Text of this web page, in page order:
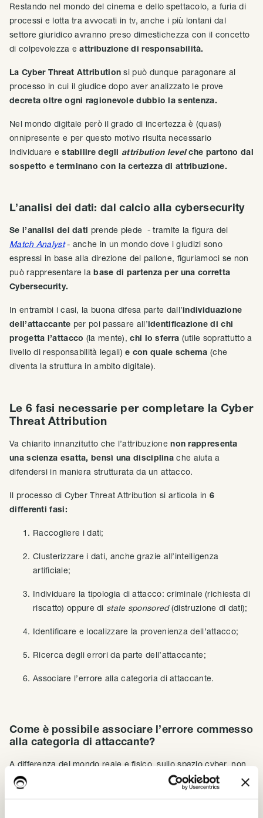
Restando nel mondo del cinema e dello spettacolo, a furia di
processi e lotta tra avvocati in tv, anche i più lontani dal
settore giuridico avranno preso dimestichezza con il concetto
di colpevolezza eattribuzione di responsabilità.
La Cyber Threat Attribution si può dunque paragonare al
processo in cui il giudice dopo aver analizzato le prove
decreta oltre ogni ragionevole dubbio la sentenza.
Nel mondo digitale però il grado di incertezza è (quasi)
onnipresente e per questo motivo risulta necessario
individuare estabilire degli attribution levelche partono dal
sospetto e terminano con la certezza di attribuzione.
L’analisi dei dati: dal calcio alla cybersecurity
Se l’analisi dei dati prende piede - tramite la figura del
Match Analyst- anche in un mondo dove i giudizi sono
espressi in base alla direzione del pallone, figuriamoci se non
può rappresentare labase di partenza per una corretta
Cybersecurity.
In entrambi i casi, la buona difesa parte dall’individuazione
dell’attaccante per poi passare all’identificazione di chi
progetta l’attacco (la mente),chi lo sferra (utile soprattutto a
livello di responsabilità legali)e con quale schema (che
diventa la struttura in ambito digitale).
Le 6 fasi necessarie per completare la Cyber
Threat Attribution
Va chiarito innanzitutto che l’attribuzionenon rappresenta
una scienza esatta, bensì una disciplinache aiuta a
difendersi in maniera strutturata da un attacco.
Il processo di Cyber Threat Attribution si articola in 6
differenti fasi:
Raccogliere i dati;
Clusterizzare i dati, anche grazie all’intelligenza
artificiale;
Individuare la tipologia di attacco: criminale (richiesta di
riscatto) oppure di state sponsored(distruzione di dati);
Identificare e localizzare la provenienza dell’attacco;
Ricerca degli errori da parte dell’attaccante;
Associare l’errore alla categoria di attaccante.
Come è possibile associare l’errore commesso
alla categoria di attaccante?
A differenza del mondo reale e fisico, sullo spazio cyber, non
vige l’usanza di tornare sulla scena del delitto da parte
dell’omicida.